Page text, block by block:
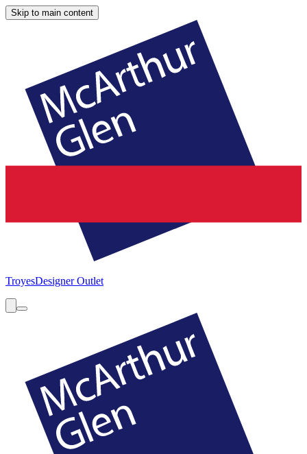
Skip to main content
TroyesDesigner Outlet